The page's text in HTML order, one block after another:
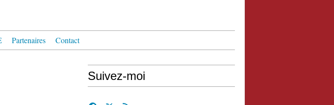
Partenaires Contact
Suivez-moi